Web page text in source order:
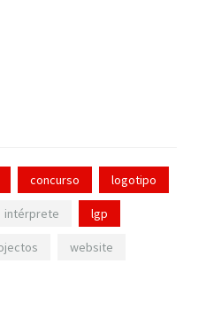
concurso logotipo
intérprete lgp
website